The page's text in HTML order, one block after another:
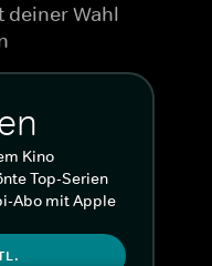
deiner Wahl
Kino
Top-Serien
Abo mit Apple